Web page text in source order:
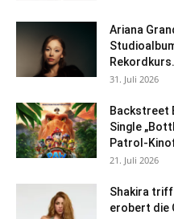
Ariana
31. Juli 2026
Backstreet
Single
Patrol-
21. Juli 2026
Shakira
erobert die